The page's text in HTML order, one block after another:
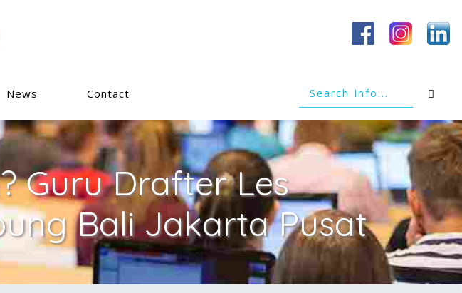
News Contact
Guru Drafter Les
Bali Jakarta Pusat